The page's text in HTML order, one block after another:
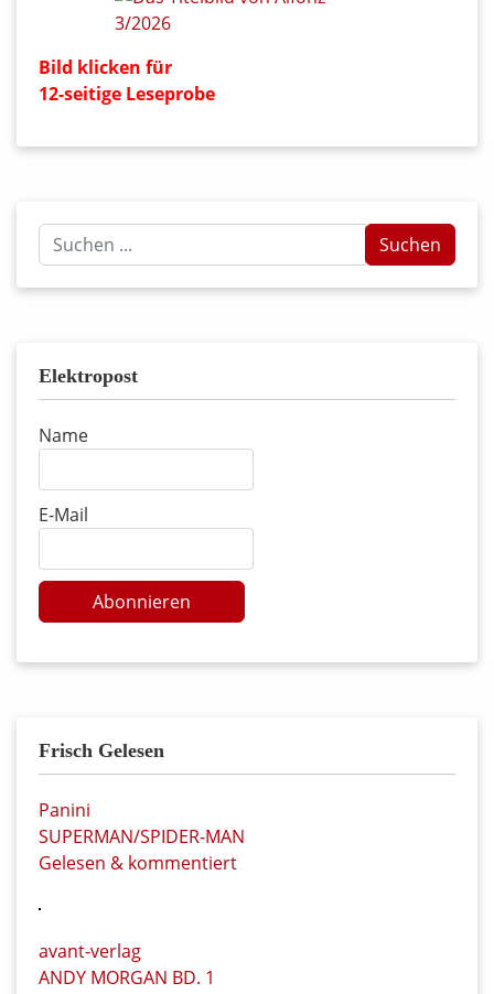
Bild klicken für
12-seitige Leseprobe
Suchen
...
Suchen
Elektropost
Name
E-Mail
Abonnieren
Frisch Gelesen
Panini
SUPERMAN/SPIDER-MAN
Gelesen & kommentiert
avant-verlag
ANDY MORGAN BD. 1